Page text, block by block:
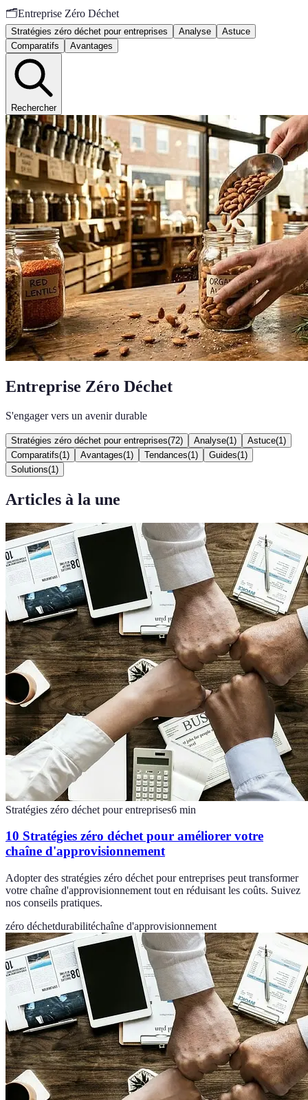
🗂️Entreprise Zéro Déchet
Stratégies zéro déchet pour entreprises Analyse
Astuce
Comparatifs
Avantages
Rechercher
Entreprise Zéro Déchet
S'engager vers un avenir durable
Stratégies zéro déchet pour entreprises(72) Analyse(1 ) Astuce(1 )
Comparatifs(1 ) Avantages(1 ) Tendances(1 ) Guides(1 )
Solutions(1 )
Articles à la une
Stratégies zéro déchet pour entreprises6 min
10 Stratégies zéro déchet pour améliorer votre
chaîne d'approvisionnement
Adopter des stratégies zéro déchet pour entreprises peut transformer
votre chaîne d'approvisionnement tout en réduisant les coûts. Suivez
nos conseils pratiques.
zéro déchetdurabilitéchaîne d'approvisionnement